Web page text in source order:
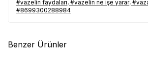
#Vazelin_Kokulu_zararları #Vazelin_Kokulu_satışı
#vazelin faydaları, #vazelin ne işe yarar,
#8699300288984
Benzer Ürünler